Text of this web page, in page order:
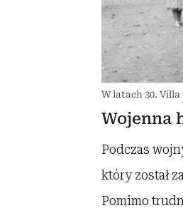
W latach 30.
Wojenna
Podczas
który został
Pomimo